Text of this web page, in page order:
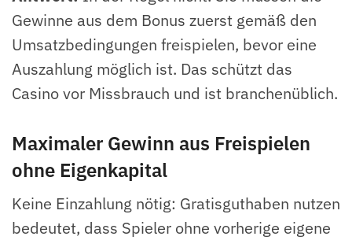
Gewinne aus dem Bonus zuerst gemäß den
Umsatzbedingungen freispielen, bevor eine
Auszahlung möglich ist. Das schützt das
Casino vor Missbrauch und ist branchenüblich.
Maximaler Gewinn aus Freispielen
ohne Eigenkapital
Keine Einzahlung nötig: Gratisguthaben nutzen
bedeutet, dass Spieler ohne vorherige eigene